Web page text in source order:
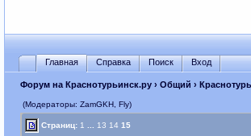
Главная Справка Поиск Вход
Форум на Краснотурьинск.ру› Общий ›
(Модераторы: ZamGKH, Fly)
Страниц: 1 13 14 15